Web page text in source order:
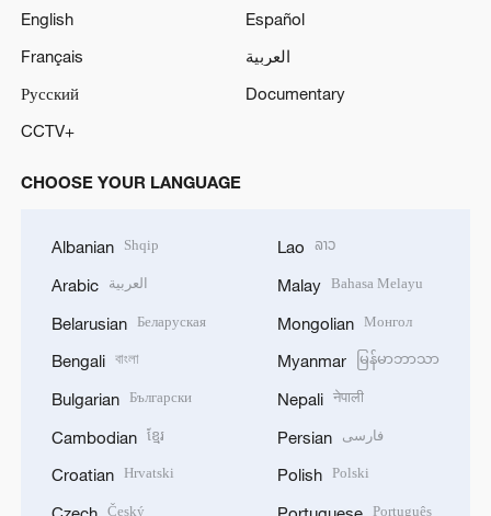
English
Español
Français
العربية
Русский
Documentary
CCTV+
CHOOSE YOUR LANGUAGE
Albanian Shqip
Arabic العربية
Belarusian Беларуская
Bengali বাংলা
Bulgarian Български
Cambodian ខ្មែរ
Croatian Hrvatski
Český
Lao ລາວ
Malay Bahasa Melayu
Mongolian Монгол
Myanmar မြန်မာဘာသာ
Nepali नेपाली
Persian فارسی
Polish Polski
Português